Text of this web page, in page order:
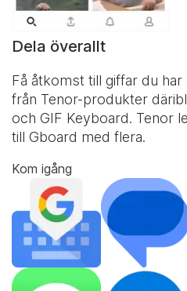
Dela överallt
Få åtkomst till giffar du
från Tenor-produkter
och GIF Keyboard. Tenor
till Gboard med flera.
Kom igång